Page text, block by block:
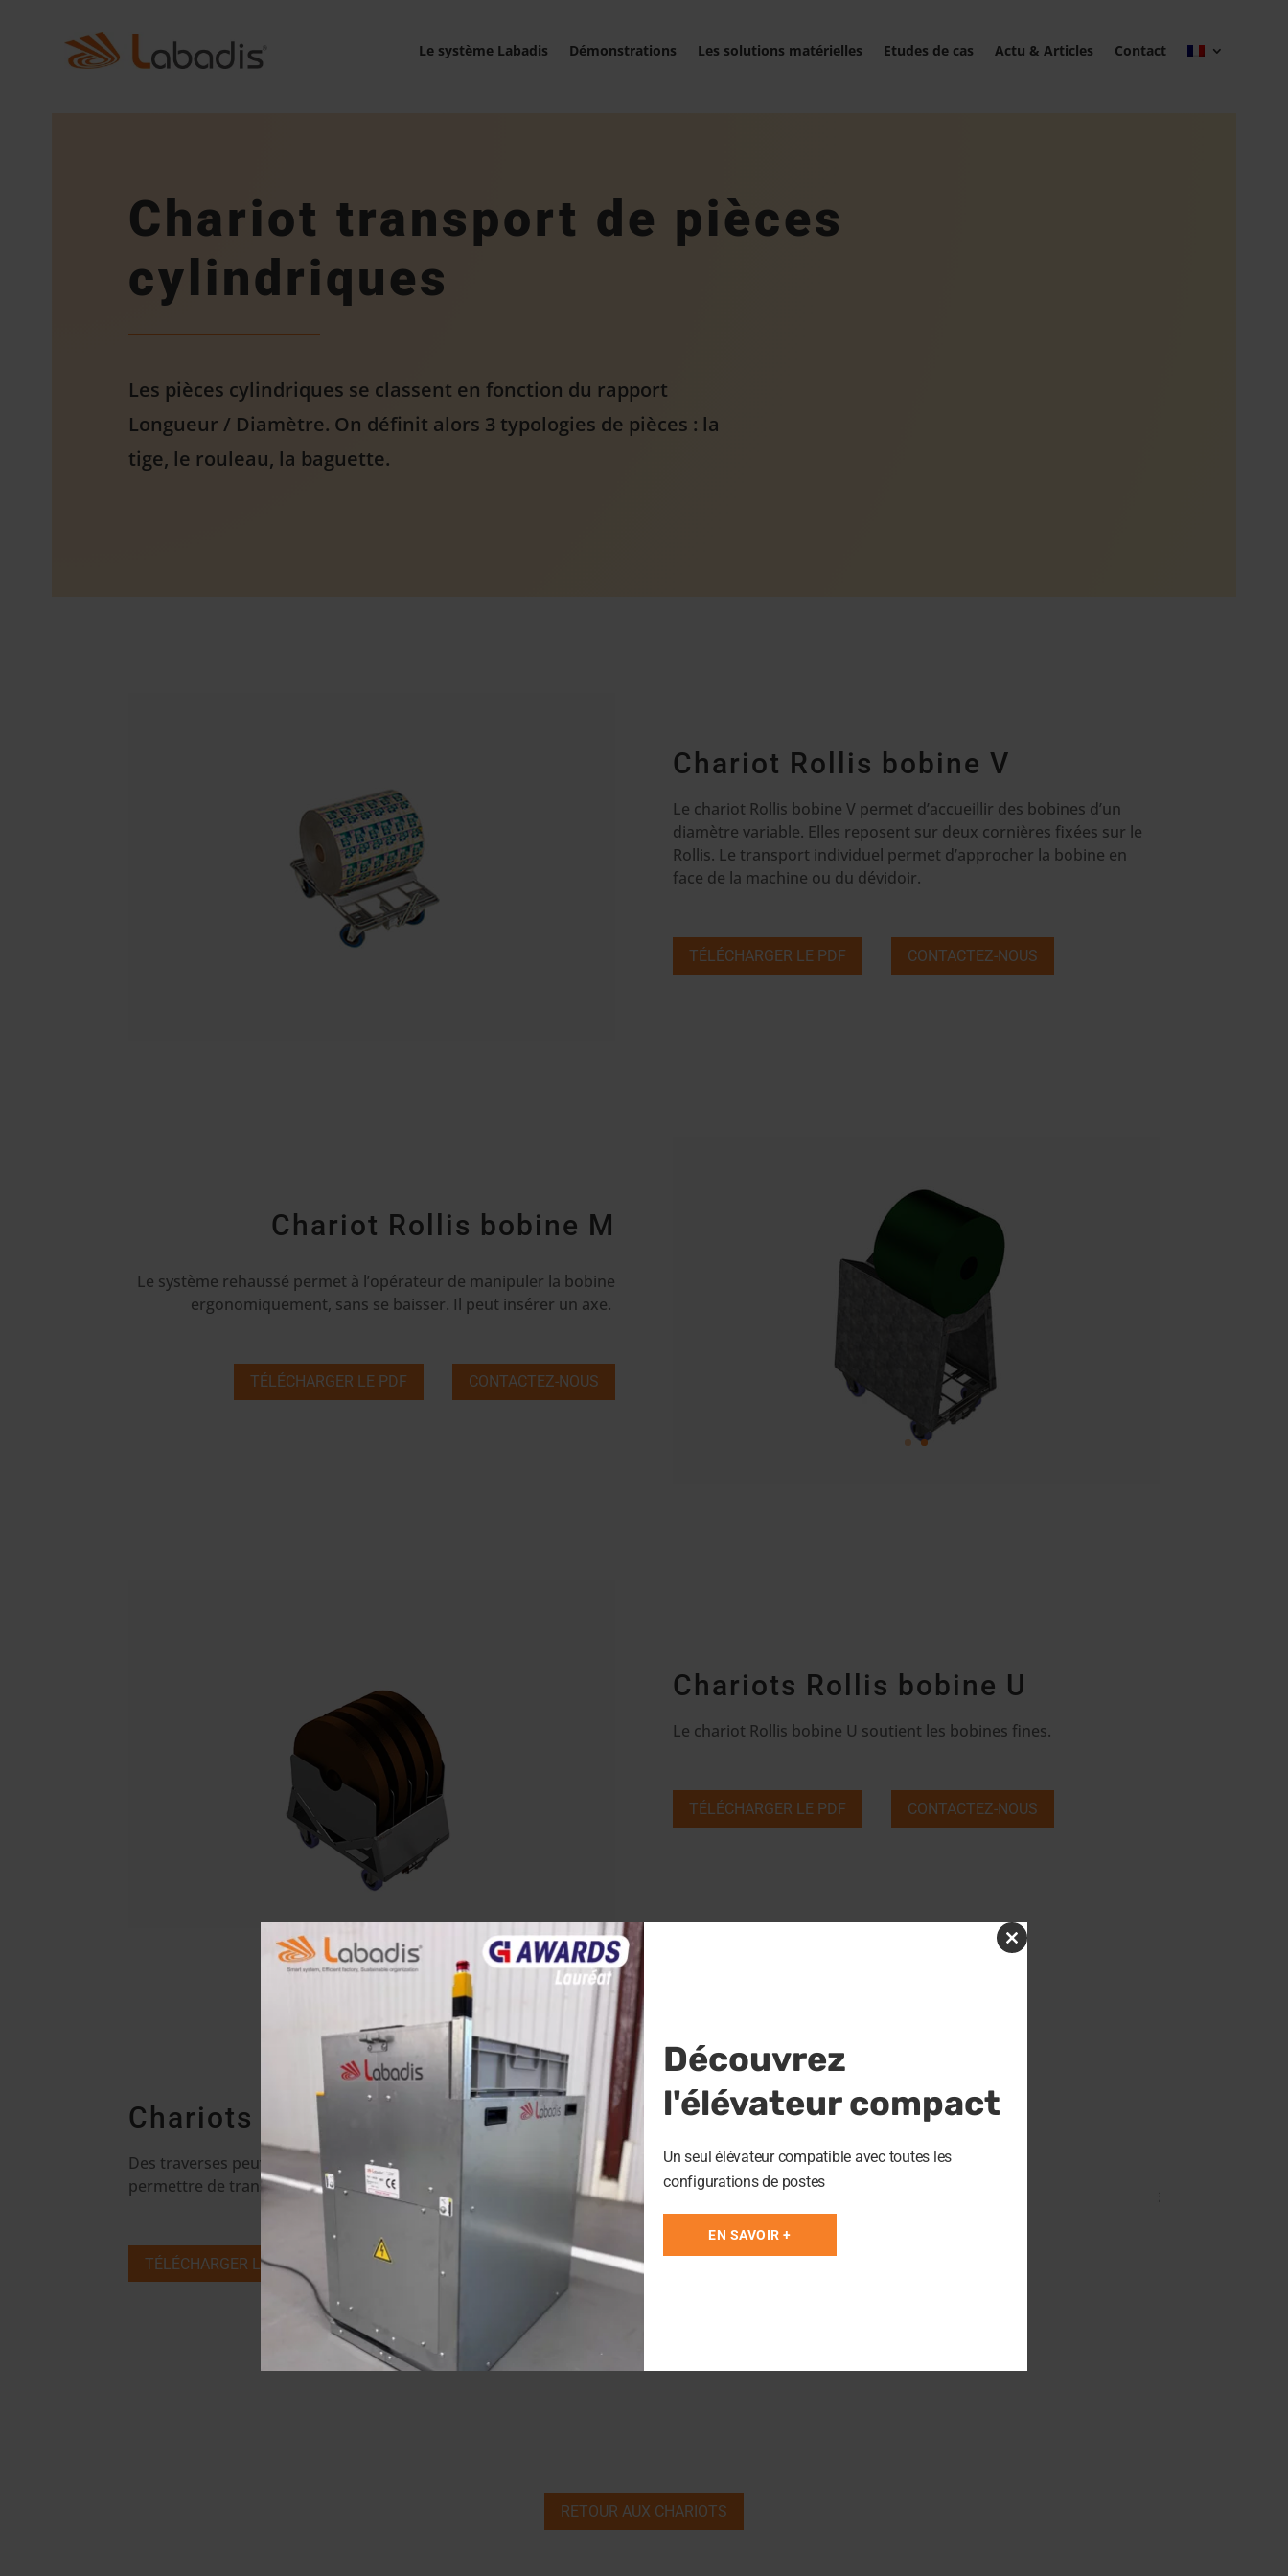
Le système Labadis Démonstrations Les solutions matérielles Etudes de cas Actu & Articles Contact
Chariot transport de pièces
cylindriques
Les pièces cylindriques se classent en fonction du rapport
Longueur / Diamètre. On définit alors 3 typologies de pièces : la
tige, le rouleau, la baguette.
Chariot Rollis bobine V
Le chariot Rollis bobine V permet d’accueillir des bobines d’un
diamètre variable. Elles reposent sur deux cornières fixées sur le
Rollis. Le transport individuel permet d’approcher la bobine en
face de la machine ou du dévidoir.
TÉLÉCHARGER LE PDF CONTACTEZ-NOUS
Chariot Rollis bobine M
Le système rehaussé permet à l’opérateur de manipuler la bobine
ergonomiquement, sans se baisser. Il peut insérer un axe.
TÉLÉCHARGER LE PDF CONTACTEZ-NOUS
Chariots Rollis bobine U
Le chariot Rollis bobine U soutient les bobines fines.
TÉLÉCHARGER LE PDF CONTACTEZ-NOUS
Chariots Rollis Servante
Des traverses peuvent être ajoutées à la servante pour lui
permettre de transporter des bobines.
TÉLÉCHARGER LE PDF CONTACTEZ-NOUS
RETOUR AUX CHARIOTS
Close
Découvrez
l'élévateur compact
Un seul élévateur compatible avec toutes les
configurations de postes
EN SAVOIR +